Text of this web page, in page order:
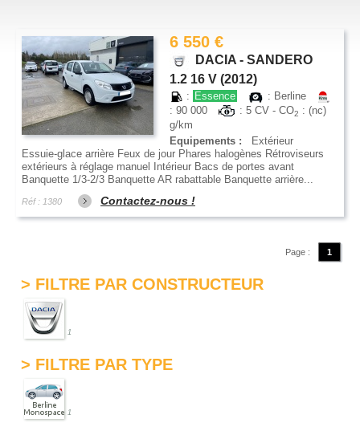
6 550 €
DACIA - SANDERO
1.2 16 V (2012)
: Essence
: Berline
: 90 000
: 5 CV - CO2 : (nc)
g/km
Equipements :
Extérieur
Essuie-glace arrière Feux de jour Phares halogènes Rétroviseurs
extérieurs à réglage manuel Intérieur Bacs de portes avant
Banquette 1/3-2/3 Banquette AR rabattable Banquette arrière...
Réf : 1380 Contactez-nous !
Page : 1
> FILTRE PAR CONSTRUCTEUR
1
> FILTRE PAR TYPE
1